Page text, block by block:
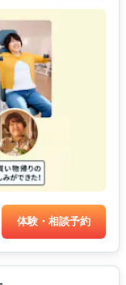
体験・相談予約